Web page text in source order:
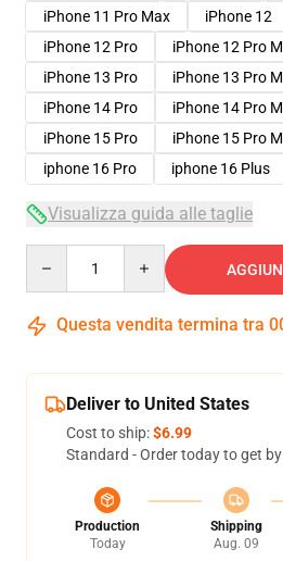
iPhone 11 Pro Max
iPhone 12
iPhone 12 Pro
iPhone 12 Pro
iPhone 13 Pro
iPhone 13 Pro
iPhone 14 Pro
iPhone 14 Pro
iPhone 15 Pro
iPhone 15 Pro
iphone 16 Pro
iphone 16 Plus
Visualizza guida alle taglie
Questa vendita termina tra
Deliver to United States
Cost to ship:$6.99
Standard - Order today to get by
Production
Today
Shipping
Aug. 09